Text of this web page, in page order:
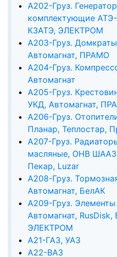
А202-Груз.
комплектующие
КЗАТЭ, ЭЛЕКТРОМ
А203-Груз.
Автомагнат, ПРАМО
А204-Груз.
Автомагнат
А205-Груз.
УКД, Автомагнат,
А206-Груз.
Планар, Теплостар,
А207-Груз.
масляные, ОНВ
Пекар, Luzar
А208-Груз.
Автомагнат, БелАК
А209-Груз.
Автомагнат,
ЭЛЕКТРОМ
А21-ГАЗ, УАЗ
А22-ВАЗ